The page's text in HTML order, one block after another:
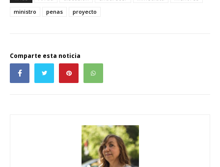
ministro
penas proyecto
Comparte esta noticia